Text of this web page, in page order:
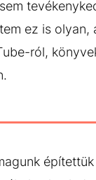
ez is olyan,
ról,